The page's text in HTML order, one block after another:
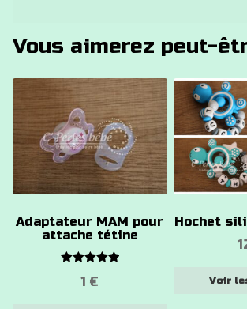
Vous aimerez peut-
Adaptateur MAM pour
attache tétine
sur 5
1€
Hochet
Voir
produit
a
plusieurs
variations.
Les
peuvent